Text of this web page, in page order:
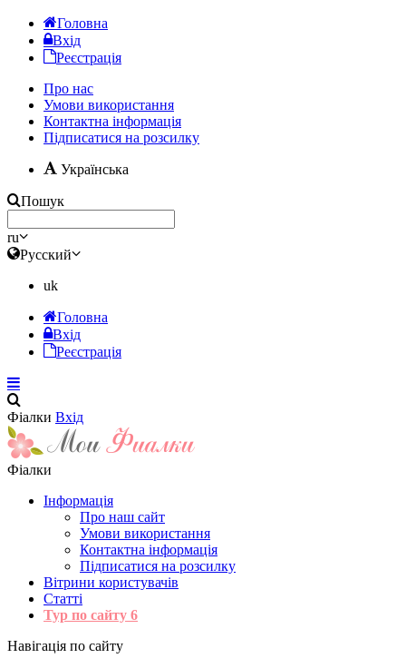
Головна
Вхід
Реєстрація
Про нас
Умови використання
Контактна інформація
Підписатися на розсилку
Українська
Пошук
ru
Русский
uk
Головна
Вхід
Реєстрація
Фіалки Вхід
Фіалки
Інформація
Про наш сайт
Умови використання
Контактна інформація
Підписатися на розсилку
Вітрини користувачів
Статті
Тур по сайту 6
Навігація по сайту